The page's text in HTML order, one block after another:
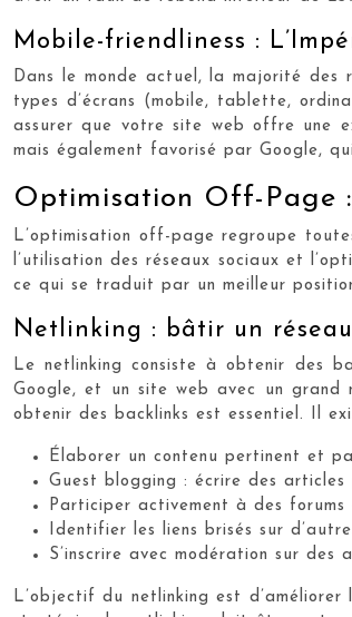
Mobile-friendliness :
Dans le monde actuel, la majorité des
types d’écrans (mobile, tablette,
assurer que votre site web offre une
mais également favorisé par Google,
Optimisation Off-Page
L’optimisation off-page regroupe
l’utilisation des réseaux sociaux et
ce qui se traduit par un meilleur
Netlinking : bâtir un
Le netlinking consiste à obtenir des
Google, et un site web avec un
obtenir des backlinks est essentiel. Il
Élaborer un contenu pertinent et
Guest blogging : écrire des
Participer activement à des
Identifier les liens brisés sur
S’inscrire avec modération sur des
L’objectif du netlinking est